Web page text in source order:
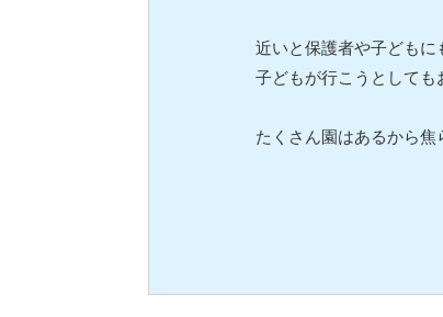
近いと保護者や子ども
子どもが行こうとして
たくさん園はあるから